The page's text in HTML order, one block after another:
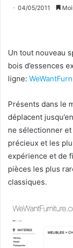
04/05/2011
Un tout nouveau
bois d’essences
ligne:
Présents dans le
déplacent
ne sélectionner
précieux et les
expérience et de
pièces les plus
classiques.